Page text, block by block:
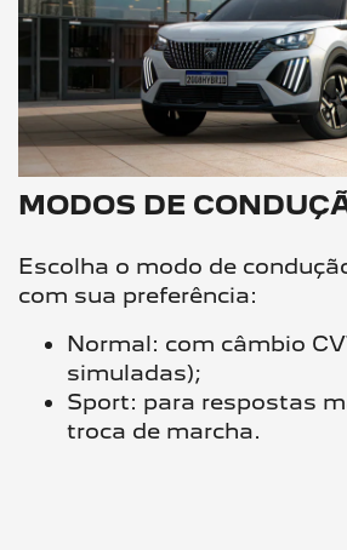
MODOS DE
Escolha o modo de
com sua preferência:​
Normal: com câmbio
simuladas);​
Sport: para respostas
troca de marcha.